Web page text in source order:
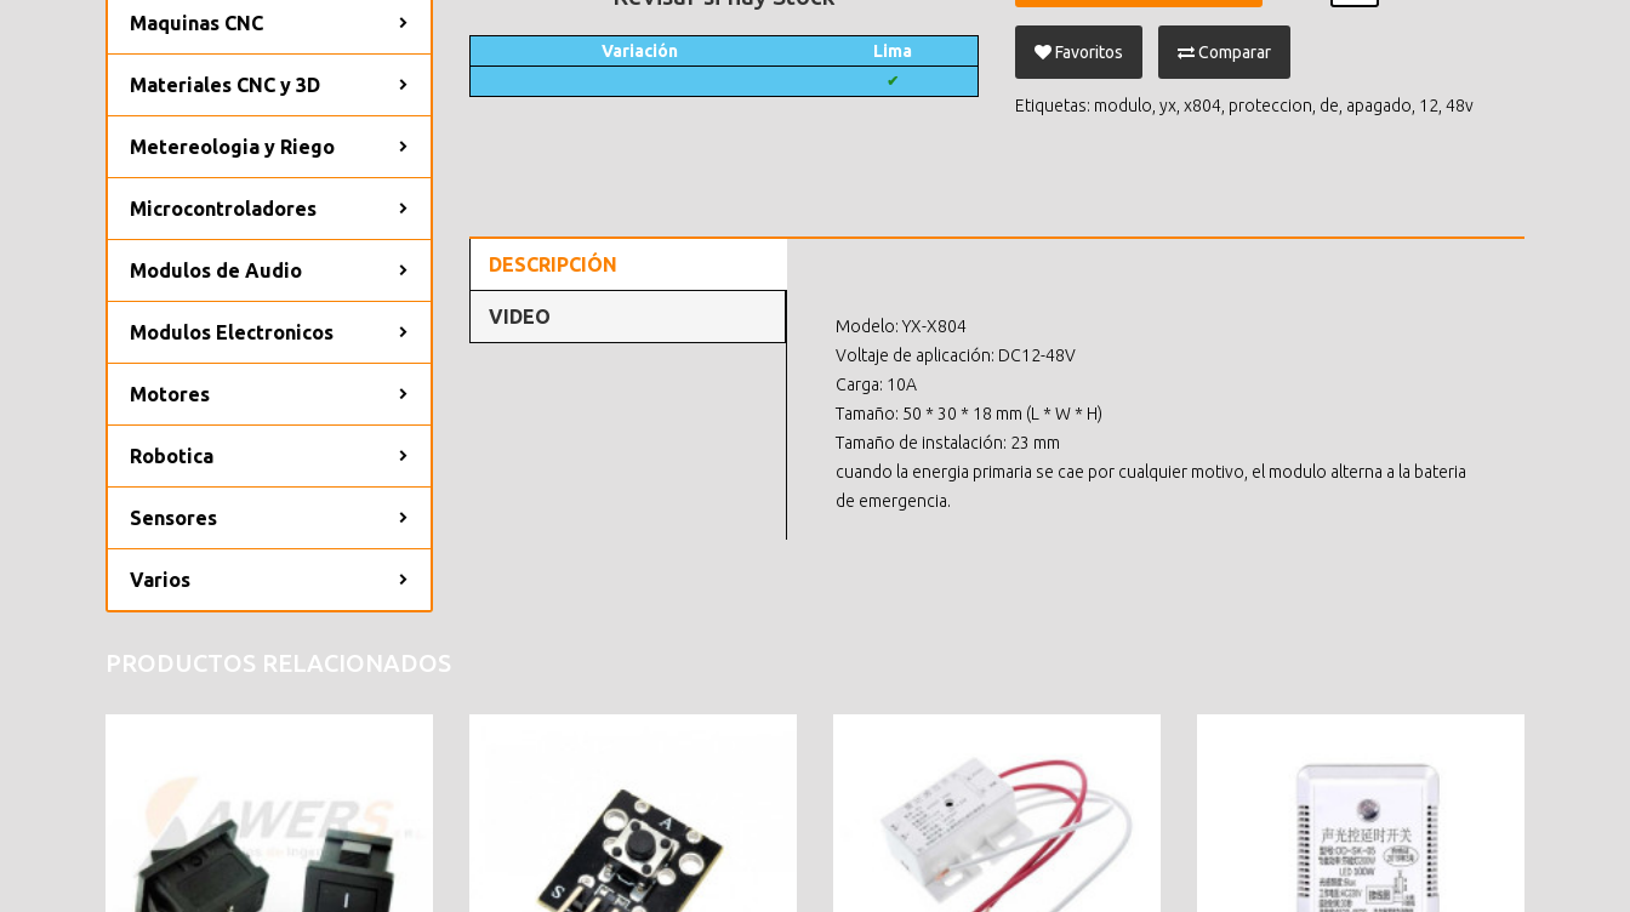
Maquinas CNC
Materiales CNC y 3D
Metereologia y Riego
Microcontroladores
Modulos de Audio
Modulos Electronicos
Motores
Robotica
Sensores
Varios
Variación Lima
✔
Favoritos Comparar
Etiquetas: modulo yx x804 proteccion de apagado 12 48v
DESCRIPCIÓN
VIDEO
Modelo: YX-X804
Voltaje de aplicación: DC12-48V
Carga: 10A
Tamaño: 50 * 30 * 18 mm (L * W * H)
Tamaño de instalación: 23 mm
cuando la energia primaria se cae por cualquier motivo, el modulo alterna a la bateria
de emergencia.
PRODUCTOS RELACIONADOS